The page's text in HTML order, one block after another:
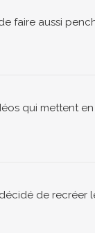
faire aussi
qui mettent
de